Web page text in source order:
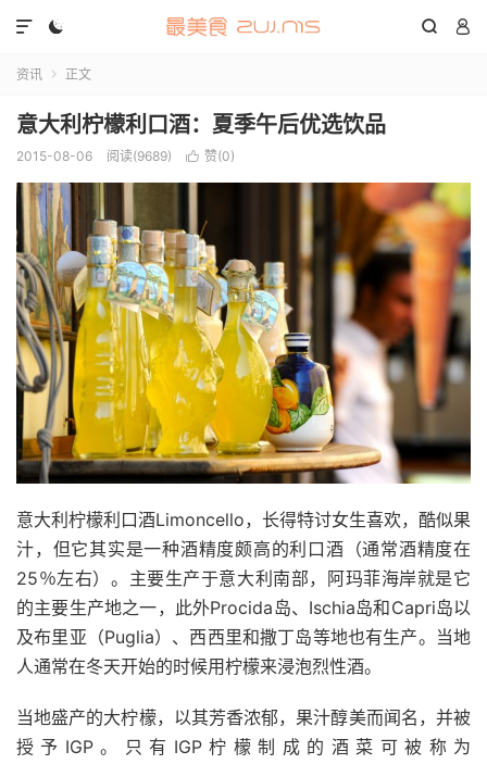
  

资讯  正文
意大利柠檬利口酒：夏季午后优选饮品
2015-08-06 阅读(9689)  赞(0)
意大利柠檬利口酒Limoncello，长得特讨女生喜欢，酷似果
汁，但它其实是一种酒精度颇高的利口酒（通常酒精度在
25％左右）。主要生产于意大利南部，阿玛菲海岸就是它
的主要生产地之一，此外Procida岛、Ischia岛和Capri岛以
及布里亚（Puglia）、西西里和撒丁岛等地也有生产。当地
人通常在冬天开始的时候用柠檬来浸泡烈性酒。
当地盛产的大柠檬，以其芳香浓郁，果汁醇美而闻名，并被
授予IGP。只有IGP柠檬制成的酒菜可被称为